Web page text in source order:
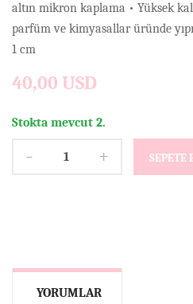
altın mikron kaplama • Yüksek
parfüm ve kimyasallar üründe
1 cm
40,00 USD
Stokta mevcut 2.
- + SEPETE
YORUMLAR